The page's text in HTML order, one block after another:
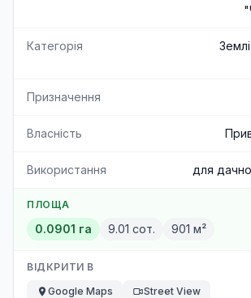
Категорія
Призначення
Власність
Використання для
ПЛОЩА
0.0901 га 9.01 сот. 901 м²
ВІДКРИТИ В
Google Maps
Street View